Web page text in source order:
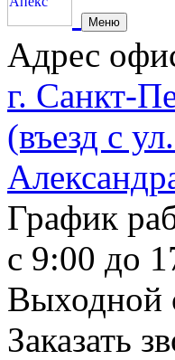
Меню
Адрес
г. Санкт-
(въезд с
График
с 9:00 до
Выходной
Заказать